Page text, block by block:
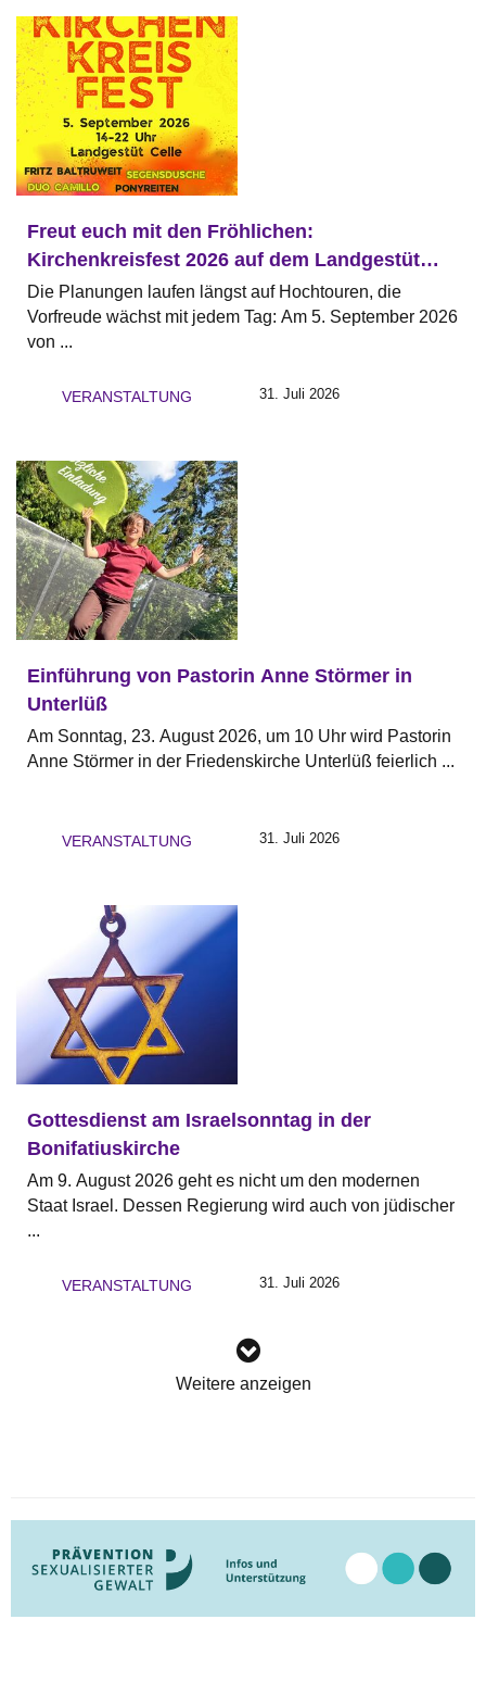
Freut euch mit den Fröhlichen:
Kirchenkreisfest 2026 auf dem Landgestüt
Celle
Die Planungen laufen längst auf Hochtouren, die
Vorfreude wächst mit jedem Tag: Am 5. September 2026
von ...
VERANSTALTUNG 31. Juli 2026
Einführung von Pastorin Anne Störmer in
Unterlüß
Am Sonntag, 23. August 2026, um 10 Uhr wird Pastorin
Anne Störmer in der Friedenskirche Unterlüß feierlich ...
VERANSTALTUNG 31. Juli 2026
Gottesdienst am Israelsonntag in der
Bonifatiuskirche
Am 9. August 2026 geht es nicht um den modernen
Staat Israel. Dessen Regierung wird auch von jüdischer
...
VERANSTALTUNG 31. Juli 2026
Weitere anzeigen